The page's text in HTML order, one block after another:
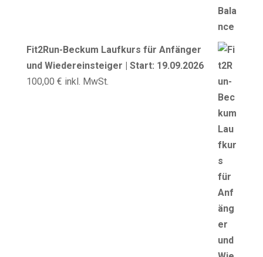
Fit2Run-Beckum Laufkurs für Anfänger
und Wiedereinsteiger | Start: 19.09.2026
100,00 € inkl. MwSt.